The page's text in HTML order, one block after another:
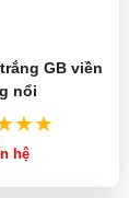
GB viền
nổi
hệ